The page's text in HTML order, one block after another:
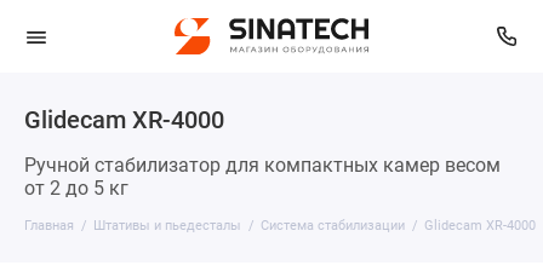
Glidecam XR-4000
Ручной стабилизатор для компактных камер весом
от 2 до 5 кг
Главная Штативы и пьедесталы Система стабилизации Glidecam XR-4000